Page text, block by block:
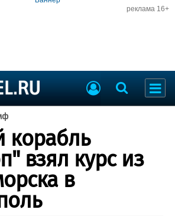
реклама 16+
корабль
взял курс из
в